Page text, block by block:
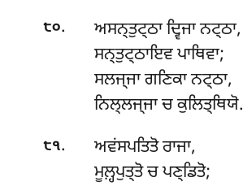
੮੦. ਅਸਨ੍ਤੁਟ੍ਠਾਦ੍ਵਿਜਾ ਨਟ੍ਠਾ,
ਸਨ੍ਤੁਟ੍ਠਾਇਵ ਪਾਥਿਵਾ;
ਸਲਜ੍ਜਾ ਗਣਿਕਾ ਨਟ੍ਠਾ,
ਨਿਲ੍ਲਜ੍ਜਾ ਚ ਕੁਲਿਤ੍ਥਿਯੋ.
੮੧.
ਅਵਂਸਪਤਿਤੋ ਰਾਜਾ,
ਮੂਲ਼੍ਹਪੁਤ੍ਤੋ ਚ ਪਣ੍ਡਿਤੋ;